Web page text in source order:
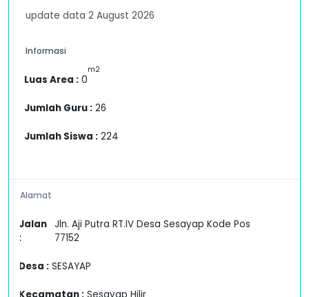
update data 2 August 2026
Informasi
Luas Area : 0
m2
Jumlah Guru : 26
Jumlah Siswa : 224
Alamat
Jalan
:
Jln. Aji Putra RT.IV Desa Sesayap Kode Pos
77152
Desa : SESAYAP